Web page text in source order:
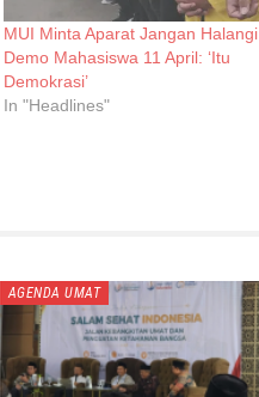
MUI Minta Aparat Jangan Halangi
Demo Mahasiswa 11 April: ‘Itu
Demokrasi’
In "Headlines"
AGENDA UMAT